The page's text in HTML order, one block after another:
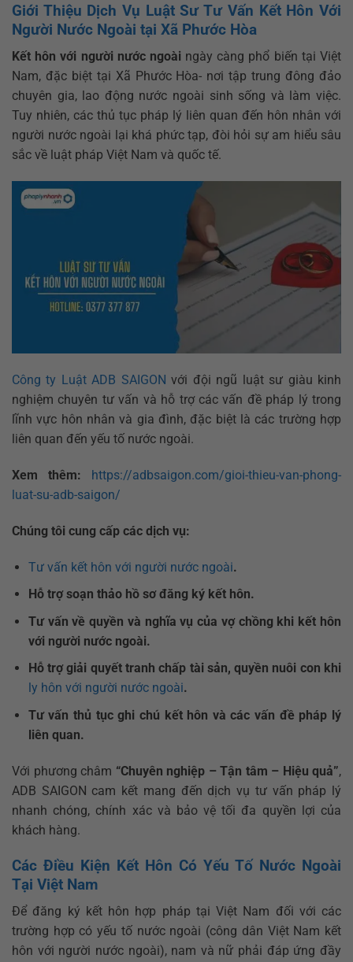
Giới Thiệu Dịch Vụ Luật Sư Tư Vấn Kết Hôn Với
Người Nước Ngoài tại Xã Phước Hòa
Kết hôn với người nước ngoài ngày càng phổ biến tại Việt
Nam, đặc biệt tại Xã Phước Hòa- nơi tập trung đông đảo
chuyên gia, lao động nước ngoài sinh sống và làm việc.
Tuy nhiên, các thủ tục pháp lý liên quan đến hôn nhân với
người nước ngoài lại khá phức tạp, đòi hỏi sự am hiểu sâu
sắc về luật pháp Việt Nam và quốc tế.
Công ty Luật ADB SAIGON với đội ngũ luật sư giàu kinh
nghiệm chuyên tư vấn và hỗ trợ các vấn đề pháp lý trong
lĩnh vực hôn nhân và gia đình, đặc biệt là các trường hợp
liên quan đến yếu tố nước ngoài.
Xem thêm: https://adbsaigon.com/gioi-thieu-van-phong-
luat-su-adb-saigon/
Chúng tôi cung cấp các dịch vụ:
Tư vấn kết hôn với người nước ngoài.
Hỗ trợ soạn thảo hồ sơ đăng ký kết hôn.
Tư vấn về quyền và nghĩa vụ của vợ chồng khi kết hôn
với người nước ngoài.
Hỗ trợ giải quyết tranh chấp tài sản, quyền nuôi con khi
ly hôn với người nước ngoài.
Tư vấn thủ tục ghi chú kết hôn và các vấn đề pháp lý
liên quan.
Với phương châm “Chuyên nghiệp – Tận tâm – Hiệu quả”,
ADB SAIGON cam kết mang đến dịch vụ tư vấn pháp lý
nhanh chóng, chính xác và bảo vệ tối đa quyền lợi của
khách hàng.
Các Điều Kiện Kết Hôn Có Yếu Tố Nước Ngoài
Tại Việt Nam
Để đăng ký kết hôn hợp pháp tại Việt Nam đối với các
trường hợp có yếu tố nước ngoài (công dân Việt Nam kết
hôn với người nước ngoài), nam và nữ phải đáp ứng đầy